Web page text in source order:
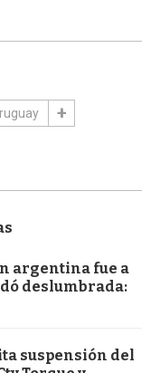
argentina fue a
deslumbrada:
suspensión del